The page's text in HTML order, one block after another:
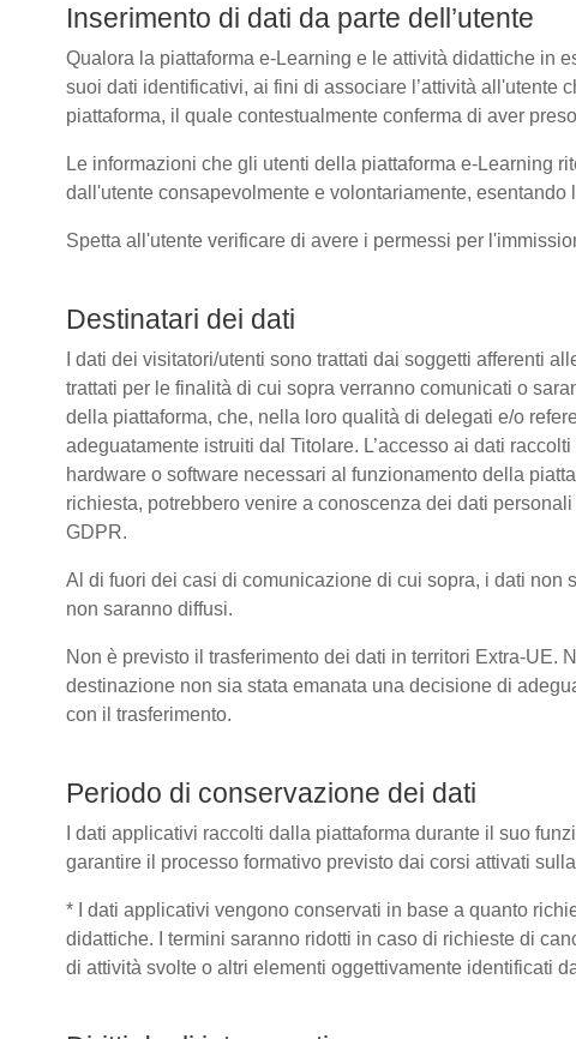
Inserimento di dati da parte dell’utente
Qualora la piattaforma e-Learning e le attività didattiche in
suoi dati identificativi, ai fini di associare l’attività all'utente
piattaforma, il quale contestualmente conferma di aver
Le informazioni che gli utenti della piattaforma e-Learning
dall'utente consapevolmente e volontariamente,
Spetta all'utente verificare di avere i permessi per
Destinatari dei dati
I dati dei visitatori/utenti sono trattati dai soggetti afferenti
trattati per le finalità di cui sopra verranno comunicati o
della piattaforma, che, nella loro qualità di delegati e/o
adeguatamente istruiti dal Titolare. L’accesso ai dati
hardware o software necessari al funzionamento della
richiesta, potrebbero venire a conoscenza dei dati
GDPR.
Al di fuori dei casi di comunicazione di cui sopra, i dati
non saranno diffusi.
Non è previsto il trasferimento dei dati in territori Extra-UE.
destinazione non sia stata emanata una decisione di
con il trasferimento.
Periodo di conservazione dei dati
I dati applicativi raccolti dalla piattaforma durante il suo
garantire il processo formativo previsto dai corsi attivati
* I dati applicativi vengono conservati in base a quanto
didattiche. I termini saranno ridotti in caso di richieste di
di attività svolte o altri elementi oggettivamente identificati